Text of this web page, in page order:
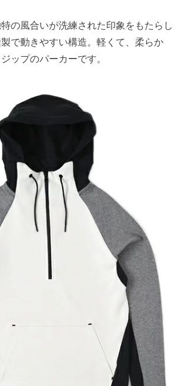
の風合いが洗練された印象をもたらし
で動きやすい構造。軽くて、柔らか
ップのパーカーです。